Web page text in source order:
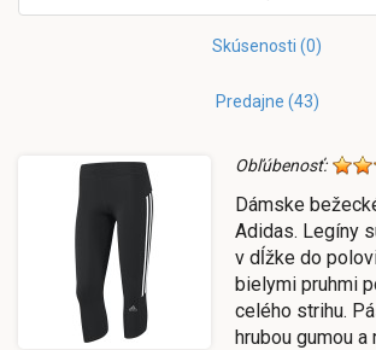
Skúsenosti (0)
Predajne (43)
Obľúbenosť:
Dámske
Adidas. Legíny
v dĺžke do
bielymi pruhmi
celého strihu.
hrubou gumou a